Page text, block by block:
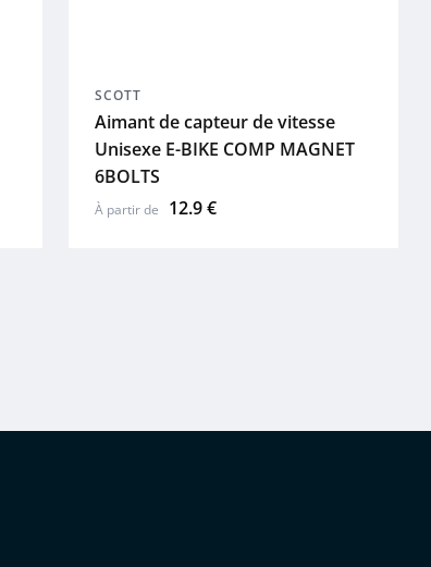
SCOTT
Aimant de capteur de vitesse
Unisexe E-BIKE COMP MAGNET
6BOLTS
À partir de 12.9 €